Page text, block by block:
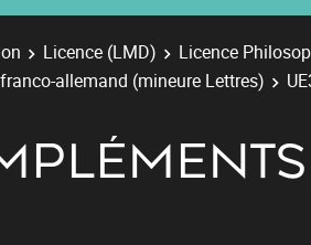
Licence (LMD) Licence
allemand (mineure Lettres)